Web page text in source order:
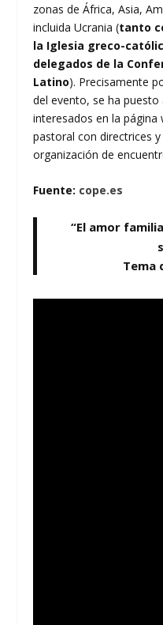
zonas de África, Asia,
incluida Ucrania (tanto
la Iglesia greco-
delegados de la
Latino). Precisamente
del evento, se ha
interesados en la
pastoral con directrices
organización de
Fuente: cope.es
“El amor
Tema